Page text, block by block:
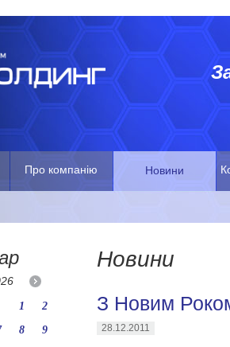
Про компанію Новини
1
2
8
9
Новини
З Новим
28.12.2011